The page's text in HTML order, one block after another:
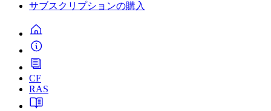
サブスクリプションの購入
CF
RAS